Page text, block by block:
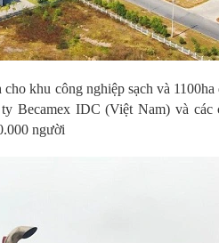
khu công nghiệp sạch và
Becamex IDC (Việt Nam) và các
người